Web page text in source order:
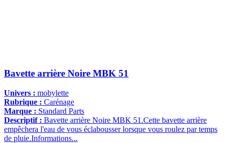
Bavette arrière Noire MBK 51
Univers : mobylette
Rubrique : Carénage
Marque : Standard Parts
Descriptif : Bavette arrière Noire MBK 51.Cette bavette arrière
empêchera l'eau de vous éclabousser lorsque vous roulez par temps
de pluie.Informations...